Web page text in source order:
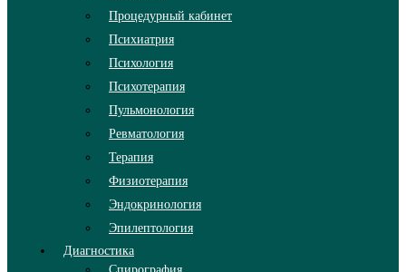
Процедурный кабинет
Психиатрия
Психология
Психотерапия
Пульмонология
Ревматология
Терапия
Физиотерапия
Эндокринология
Эпилептология
Диагностика